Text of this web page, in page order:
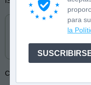
para
la
Cómpralo en
Colección: